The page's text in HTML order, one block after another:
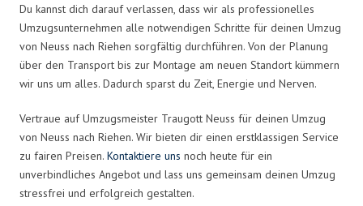
Du kannst dich darauf verlassen, dass wir als professionelles
Umzugsunternehmen alle notwendigen Schritte für deinen Umzug
von Neuss nach Riehen sorgfältig durchführen. Von der Planung
über den Transport bis zur Montage am neuen Standort kümmern
wir uns um alles. Dadurch sparst du Zeit, Energie und Nerven.
Vertraue auf Umzugsmeister Traugott Neuss für deinen Umzug
von Neuss nach Riehen. Wir bieten dir einen erstklassigen Service
zu fairen Preisen. Kontaktiere uns noch heute für ein
unverbindliches Angebot und lass uns gemeinsam deinen Umzug
stressfrei und erfolgreich gestalten.